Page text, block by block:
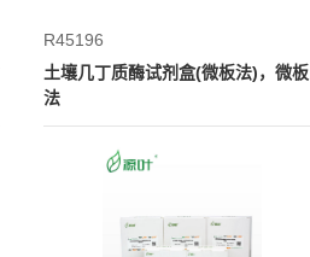
R45196
土壤几丁质酶试剂盒(微板法)，微板
法